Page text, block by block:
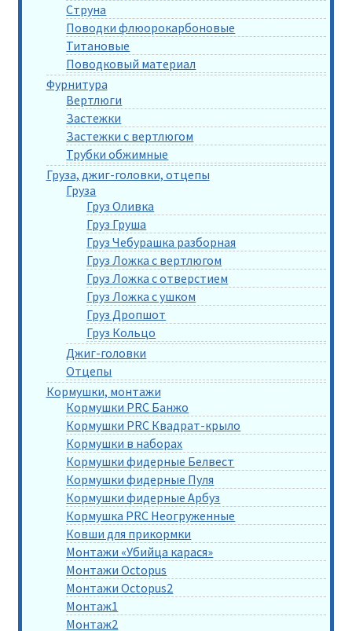
Струна
Поводки флюорокарбоновые
Титановые
Поводковый материал
Фурнитура
Вертлюги
Застежки
Застежки с вертлюгом
Трубки обжимные
Груза, джиг-головки, отцепы
Груза
Груз Оливка
Груз Груша
Груз Чебурашка разборная
Груз Ложка с вертлюгом
Груз Ложка с отверстием
Груз Ложка с ушком
Груз Дропшот
Груз Кольцо
Джиг-головки
Отцепы
Кормушки, монтажи
Кормушки PRC Банжо
Кормушки PRC Квадрат-крыло
Кормушки в наборах
Кормушки фидерные Белвест
Кормушки фидерные Пуля
Кормушки фидерные Арбуз
Кормушка PRC Неогруженные
Ковши для прикормки
Монтажи «Убийца карася»
Монтажи Octopus
Монтажи Octopus2
Монтаж1
Монтаж2